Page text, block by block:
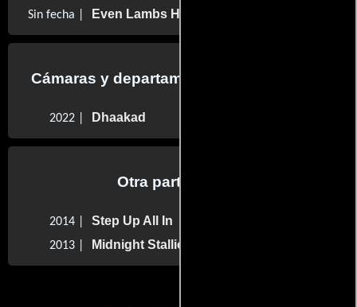
Sin fecha | Even Lambs Have Teeth
Cámaras y departamento de electricidad
2022 | Dhaakad
Otra participaron
2014 | Step Up All In
2013 | Midnight Stallion